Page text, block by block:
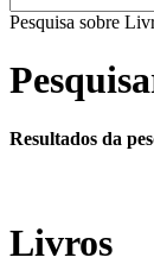
Pesquisa sobre
Resultados da
Livros